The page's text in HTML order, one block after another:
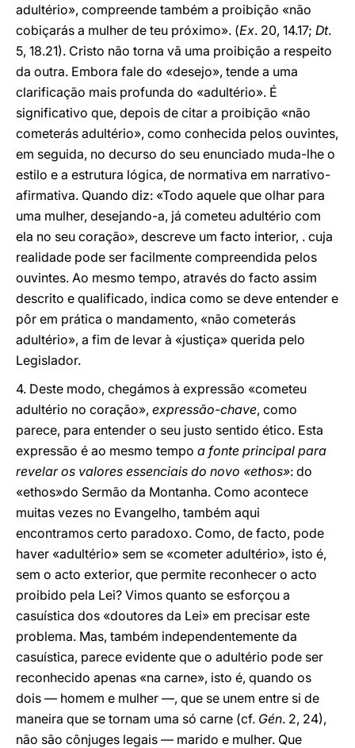
adultério», compreende também a proibição «não
cobiçarás a mulher de teu próximo». (Ex. 20, 14.17; Dt.
5, 18.21). Cristo não torna vã uma proibição a respeito
da outra. Embora fale do «desejo», tende a uma
clarificação mais profunda do «adultério». É
significativo que, depois de citar a proibição «não
cometerás adultério», como conhecida pelos ouvintes,
em seguida, no decurso do seu enunciado muda-lhe o
estilo e a estrutura lógica, de normativa em narrativo-
afirmativa. Quando diz: «Todo aquele que olhar para
uma mulher, desejando-a, já cometeu adultério com
ela no seu coração», descreve um facto interior, . cuja
realidade pode ser facilmente compreendida pelos
ouvintes. Ao mesmo tempo, através do facto assim
descrito e qualificado, indica como se deve entender e
pôr em prática o mandamento, «não cometerás
adultério», a fim de levar à «justiça» querida pelo
Legislador.
4. Deste modo, chegámos à expressão «cometeu
adultério no coração», expressão-chave, como
parece, para entender o seu justo sentido ético. Esta
expressão é ao mesmo tempo a fonte principal para
revelar os valores essenciais do novo «ethos»: do
«ethos»do Sermão da Montanha. Como acontece
muitas vezes no Evangelho, também aqui
encontramos certo paradoxo. Como, de facto, pode
haver «adultério» sem se «cometer adultério», isto é,
sem o acto exterior, que permite reconhecer o acto
proibido pela Lei? Vimos quanto se esforçou a
casuística dos «doutores da Lei» em precisar este
problema. Mas, também independentemente da
casuística, parece evidente que o adultério pode ser
reconhecido apenas «na carne», isto é, quando os
dois — homem e mulher —, que se unem entre si de
maneira que se tornam uma só carne (cf. Gén. 2, 24),
não são cônjuges legais — marido e mulher. Que